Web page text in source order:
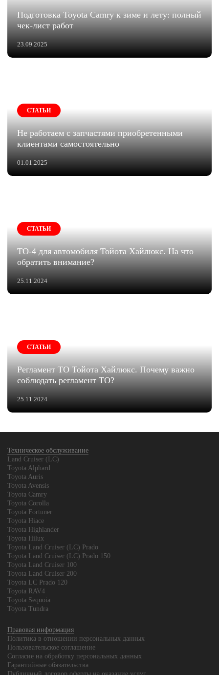
Подготовка Toyota Camry к зиме и лету: полный
чек-лист работ
23.09.2025
СТАТЬИ
Не работаем с запчастями приобретенными
клиентами самостоятельно
01.01.2025
СТАТЬИ
ТО-4 для автомобиля Тойота Хайлюкс. На что
обратить внимание?
25.11.2024
СТАТЬИ
Регламент ТО Тойота Хайлюкс. Почему важно
соблюдать регламент ТО?
25.11.2024
Техническое обслуживание
Land Cruiser (LC)
Toyota Alphard
Toyota Auris
Toyota Avensis
Toyota Camry
Toyota Corolla
Toyota Fortuner
Toyota Hiace
Toyota Highlander
Toyota Hilux
Toyota Land Cruiser (LC) Prado
Toyota Land Cruiser (LC) Prado 150
Toyota Land Cruiser 100
Toyota Land Cruiser 200
Toyota LC Prado 120
Toyota RAV4
Toyota Sequoia
Toyota Tundra
Правовая информация
Политика в отношении персональных данных
Пользовательское соглашение
Согласие на обработку персональных данных
Гарантийные обязательства